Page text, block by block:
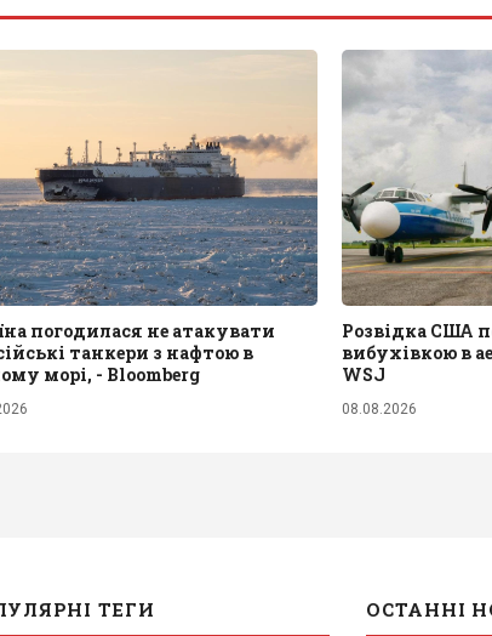
погодилася не атакувати
танкери з нафтою в
морі, - Bloomberg
Розвідка США
вибухівкою в
WSJ
08.08.2026
ТЕГИ ОСТАННІ